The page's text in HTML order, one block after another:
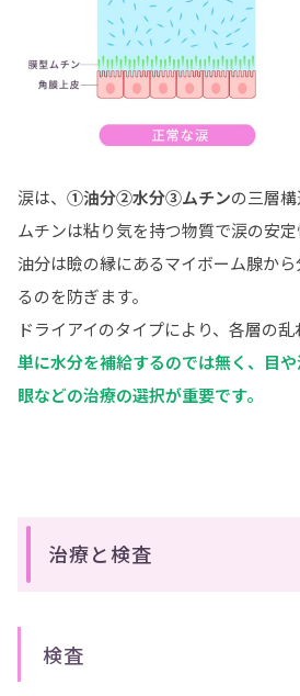
涙は、 ①油分②水分③ムチンの三層構
ムチンは粘り気を持つ物質で涙の安定
油分は瞼の縁にあるマイボーム腺か
るのを防ぎます。
ドライアイのタイプにより、各層の乱
単に水分を補給するのでは無く、目
眼などの治療の選択が重要です。
治療と検査
検査